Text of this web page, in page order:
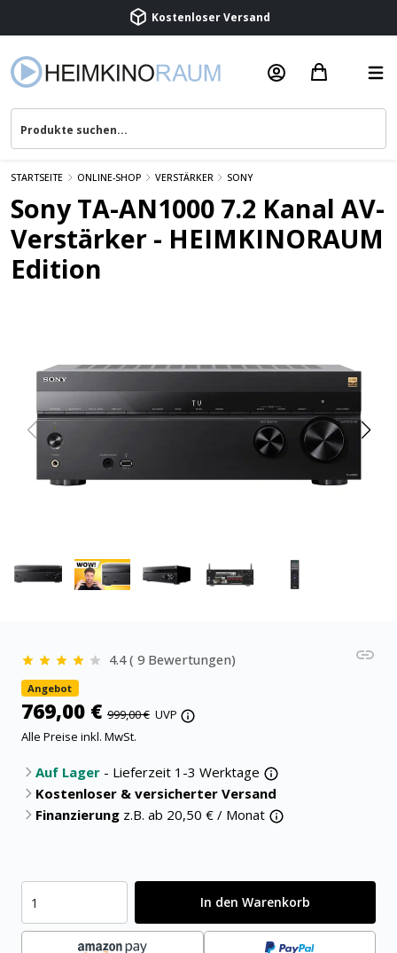
Beratung & Service
STARTSEITE ONLINE-SHOP VERSTÄRKER SONY
Sony TA-AN1000 7.2 Kanal AV-
Verstärker - HEIMKINORAUM
Edition
4.4 ( 9 Bewertungen)
Angebot
769,00 € 999,00 € UVP
Alle Preise inkl. MwSt.
Auf Lager - Lieferzeit 1-3 Werktage
Kostenloser & versicherter Versand
Finanzierung z.B. ab 20,50 € / Monat
In den Warenkorb